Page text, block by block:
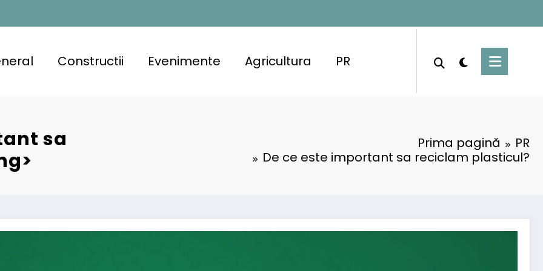
Constructii Evenimente Agricultura PR
sa
Prima pagină
PR
De ce este important sa reciclam plasticul?